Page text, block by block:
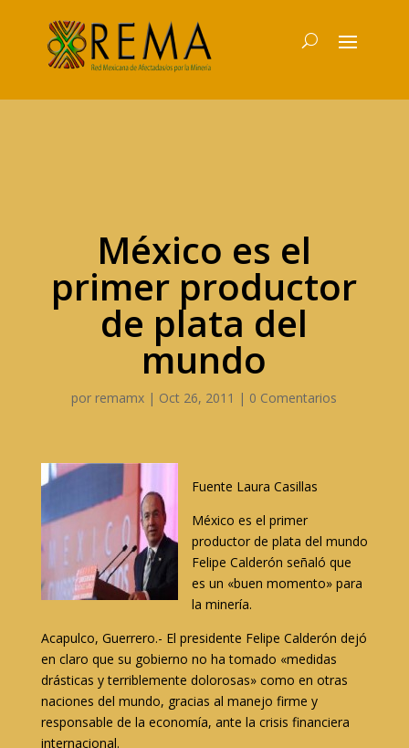
México es el
primer productor
de plata del
mundo
por remamx | Oct 26, 2011 | 0 Comentarios
Fuente Laura Casillas
México es el primer
productor de plata del mundo
Felipe Calderón señaló que
es un «buen momento» para
la minería.
Acapulco, Guerrero.- El presidente Felipe Calderón dejó
en claro que su gobierno no ha tomado «medidas
drásticas y terriblemente dolorosas» como en otras
naciones del mundo, gracias al manejo firme y
responsable de la economía, ante la crisis financiera
internacional.